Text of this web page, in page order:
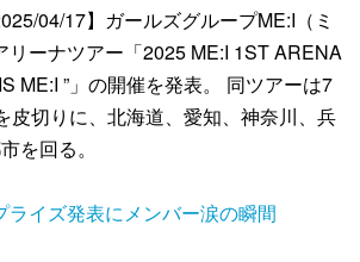
04/17】ガールズグループME:I（ミ
リーナツアー「2025 ME:I 1ST ARENA
ME:I ”」の開催を発表。 同ツアーは7
皮切りに、北海道、愛知、神奈川、兵
を回る。
ライズ発表にメンバー涙の瞬間